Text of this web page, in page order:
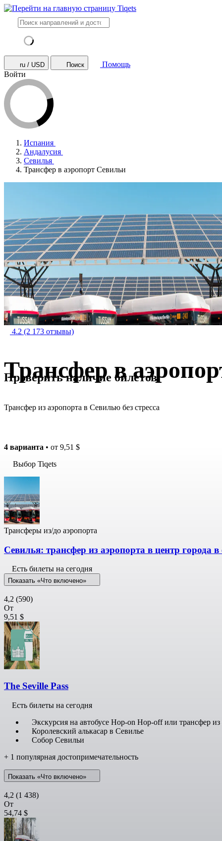
ru / USD Поиск
Помощь
Войти
Испания
Андалусия
Севилья
Трансфер в аэропорт Севильи
4.2 (2 173 отзывы)
Трансфер в
Трансфер из аэропорта в Севилью без стресса
Проверить наличие билетов
4 варианта • от 9,51 $
Выбор Tiqets
Трансферы из/до аэропорта
Севилья: трансфер из аэропорта в центр города в
Есть билеты на сегодня
Показать «Что включено»
4,2 (590)
От
9,51 $
The Seville Pass
Есть билеты на сегодня
Экскурсия на автобусе Hop-on Hop-off или трансфер из
Королевский алькасар в Севилье
Собор Севильи
+ 1 популярная достопримечательность
Показать «Что включено»
4,2 (1 438)
От
54,74 $